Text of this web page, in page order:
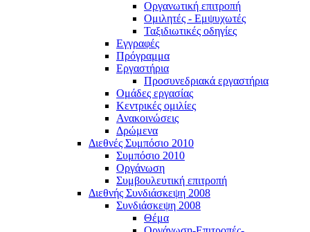
Οργανωτική επιτροπή
Ομιλητές - Εμψυχωτές
Ταξιδιωτικές οδηγίες
Εγγραφές
Πρόγραμμα
Εργαστήρια
Προσυνεδριακά εργαστήρια
Ομάδες εργασίας
Κεντρικές ομιλίες
Ανακοινώσεις
Δρώμενα
Διεθνές Συμπόσιο 2010
Συμπόσιο 2010
Οργάνωση
Συμβουλευτική επιτροπή
Διεθνής Συνδιάσκεψη 2008
Συνδιάσκεψη 2008
Θέμα